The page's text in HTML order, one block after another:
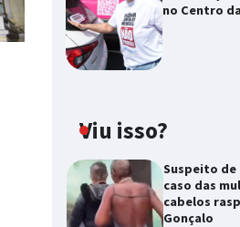
no Centro
Viu isso?
Suspeito de
caso das
cabelos
Gonçalo